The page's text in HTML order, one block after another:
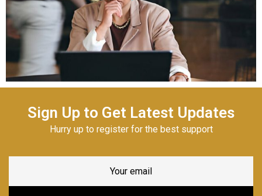
Sign Up to Get Latest Updates
Hurry up to register for the best support